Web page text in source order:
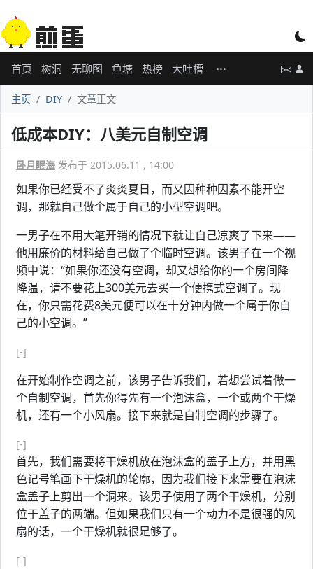
首页 树洞 无聊图 鱼塘 热榜 大吐槽
主页 DIY 文章正文
低成本DIY：八美元自制空调
卧月眠海 发布于 2015.06.11 , 14:00
如果你已经受不了炎炎夏日，而又因种种因素不能开空
调，那就自己做个属于自己的小型空调吧。
一男子在不用大笔开销的情况下就让自己凉爽了下来——
他用廉价的材料给自己做了个临时空调。该男子在一个视
频中说：“如果你还没有空调，却又想给你的一个房间降
降温，请不要花上300美元去买一个便携式空调了。现
在，你只需花费8美元便可以在十分钟内做一个属于你自
己的小空调。”
[-]
在开始制作空调之前，该男子告诉我们，若想尝试着做一
个自制空调，首先你得先有一个泡沫盒，一个或两个干燥
机，还有一个小风扇。接下来就是自制空调的步骤了。
[-]
首先，我们需要将干燥机放在泡沫盒的盖子上方，并用黑
色记号笔画下干燥机的轮廓，因为我们接下来需要在泡沫
盒盖子上剪出一个洞来。该男子使用了两个干燥机，分别
位于盖子的两端。但如果我们只有一个动力不是很强的风
扇的话，一个干燥机就很足够了。
[-]